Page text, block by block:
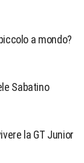
a mondo?
Sabatino
la GT Junior